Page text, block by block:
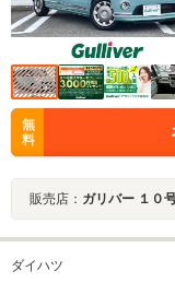
無
料
販売店： ガリバー １０
ダイハツ